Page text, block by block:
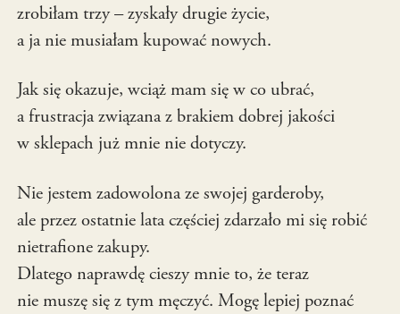
zrobiłam trzy – zyskały drugie życie,
a ja nie musiałam kupować nowych.
Jak się okazuje, wciąż mam się w co ubrać,
a frustracja związana z brakiem dobrej jakości
w sklepach już mnie nie dotyczy.
Nie jestem zadowolona ze swojej garderoby,
ale przez ostatnie lata częściej zdarzało mi się robić
nietrafione zakupy.
Dlatego naprawdę cieszy mnie to, że teraz
nie muszę się z tym męczyć. Mogę lepiej poznać